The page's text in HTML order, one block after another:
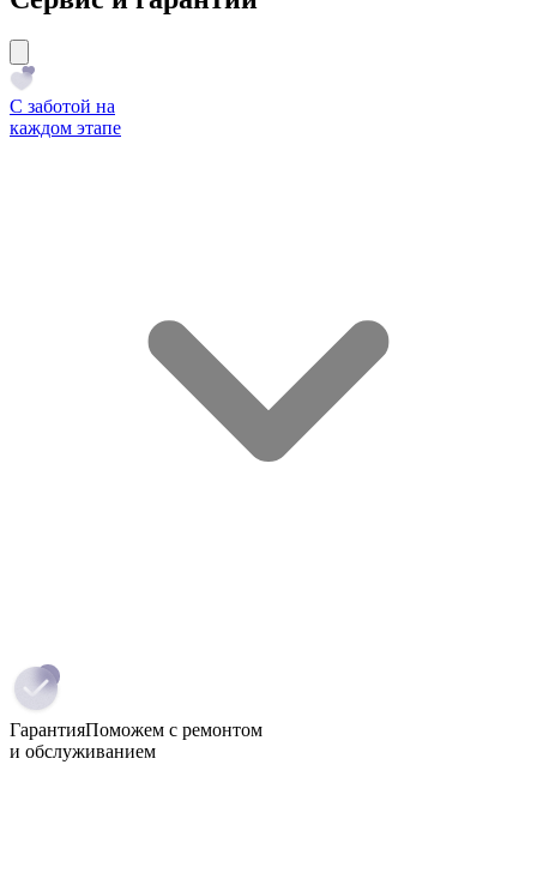
С заботой на
каждом этапе
ГарантияПоможем с ремонтом
и обслуживанием